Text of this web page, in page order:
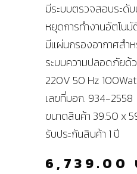
มีระบบตรวจสอบระดั
หยุดการทำงานอัตโนมั
มีแผ่นกรองอากาศสำ
ระบบความปลอดภัยด้
220V 50 Hz
เลขที่มอก. 934-2558
ขนาดสินค้า 39.50 x
รับประกันสินค้า 1 ปี
6,739.00